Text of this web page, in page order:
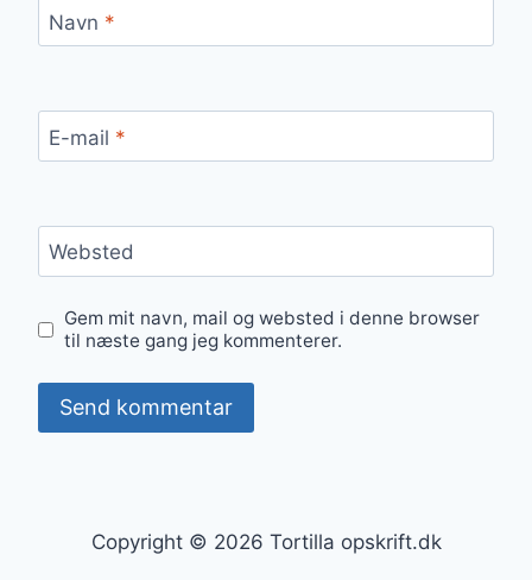
Navn *
E-mail *
Websted
Gem mit navn, mail og websted i denne browser
til næste gang jeg kommenterer.
Copyright © 2026 Tortilla opskrift.dk